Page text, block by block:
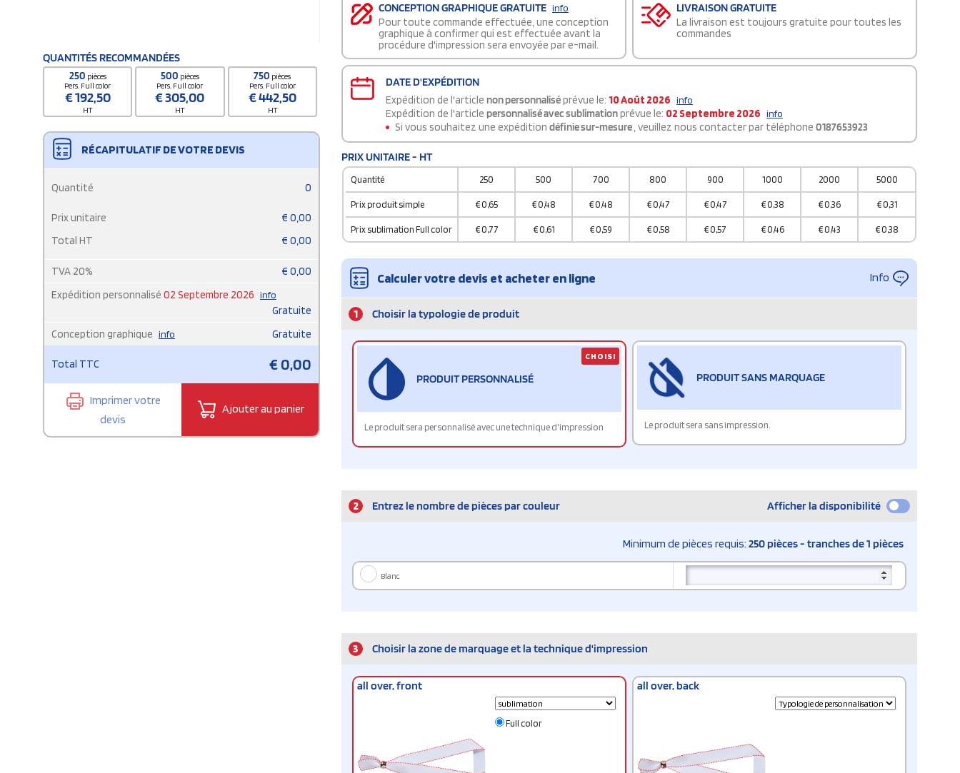
QUANTITÉS RECOMMANDÉES
250 pièces
Pers. Full color
€192,50
HT
500 pièces
Pers. Full color
€305,00
HT
750 pièces
Pers. Full color
€442,50
HT
RÉCAPITULATIF DE VOTRE DEVIS
Quantité 0
Prix unitaire € 0,00
Total HT
€ 0,00
TVA 20% € 0,00
Expédition personnalisé 02 Septembre 2026 info
Gratuite
Conception graphique info Gratuite
Total TTC €0,00
Imprimer votre
devis
Ajouter au panier
CONCEPTION GRAPHIQUE GRATUITE info
Pour toute commande effectuée, une conception
graphique à confirmer qui est effectuée avant la
procédure d'impression sera envoyée par e-mail.
LIVRAISON GRATUITE
La livraison est toujours gratuite pour toutes les
commandes
DATE D'EXPÉDITION
Expédition de l'article non personnaliséprévue le: 10 Août 2026 info
Expédition de l'article personnalisé avec sublimationprévue le: 02 Septembre 2026 info
Si vous souhaitez une expédition définie sur-mesure, veuillez nous contacter par téléphone 0187653923
PRIX UNITAIRE - HT
Quantité 250 500 700 800 900 1000 2000 5000
Prix produit simple €0,65 €0,48 €0,48 €0,47 €0,47 €0,38 €0,36 €0,31
Prix sublimation Full color €0,77 €0,61 €0,59 €0,58 €0,57 €0,46 €0,43 €0,38
Calculer votre devis et acheter en ligne Info
1 Choisir la typologie de produit
PRODUIT PERSONNALISÉ
Le produit sera personnalisé avec une technique d'impression
CHOISI
PRODUIT SANS MARQUAGE
Le produit sera sans impression.
2 Entrez le nombre de pièces par couleur Afficher la disponibilité
Minimum de pièces requis: 250 pièces - tranches de 1 pièces
Blanc
3 Choisir la zone de marquage et la technique d'impression
all over, front
Full color
all over, back